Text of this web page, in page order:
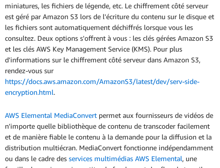
miniatures, les fichiers de légende, etc. Le chiffrement côté serveur
est géré par Amazon S3 lors de l'écriture du contenu sur le disque et
les fichiers sont automatiquement déchiffrés lorsque vous les
consultez. Deux options s'offrent à vous : les clés gérées Amazon S3
et les clés AWS Key Management Service (KMS). Pour plus
d'informations sur le chiffrement côté serveur dans Amazon S3,
rendez-vous sur
https://docs.aws.amazon.com/AmazonS3/latest/dev/serv-side-
encryption.html.
AWS Elemental MediaConvert permet aux fournisseurs de vidéos de
n'importe quelle bibliothèque de contenu de transcoder facilement
et de manière fiable le contenu à la demande pour la diffusion et la
distribution multiécran. MediaConvert fonctionne indépendamment
ou dans le cadre des services multimédias AWS Elemental, une